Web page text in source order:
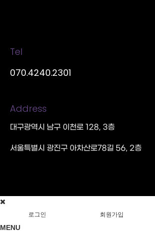
Tel
070.4240.2301
Address
대구광역시 남구 이천로 128, 3층
서울특별시 광진구 아차산로78길 56, 2층
로그인 회원가입
MENU